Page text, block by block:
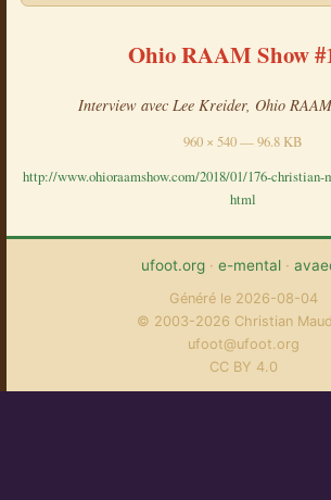
Ohio RAAM Show
Interview avec Lee Kreider, Ohio
960 × 540 — 96.8 KB
http://www.ohioraamshow.com/2018/01/176-
html
ufoot.org· e-mental·
Généré le 2026-08-04
© 2003-2026 Christian
ufoot@ufoot.org
CC BY 4.0